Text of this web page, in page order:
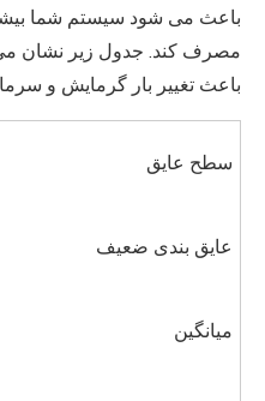
باعث می شود سیستم شما
مصرف کند. جدول زیر نشان
باعث تغییر بار گرمایش و
سطح عایق
عایق بندی ضعیف
میانگین